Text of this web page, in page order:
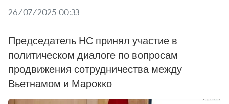
26/07/2025 00:33
Председатель НС принял участие в
политическом диалоге по вопросам
продвижения сотрудничества между
Вьетнамом и Марокко